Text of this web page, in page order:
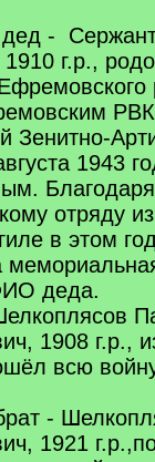
-
г.р.,
Зенитно-
1943
отряду
в этом
деда.
1908 г.р.,
всю
-
1921